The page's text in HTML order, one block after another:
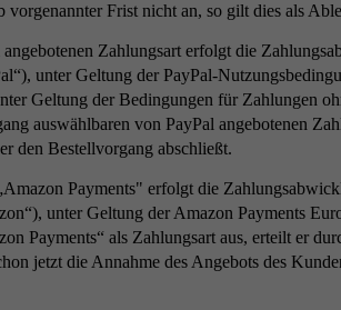
vorgenannter Frist nicht an, so gilt dies als
Zahlungsart erfolgt die
unter Geltung der PayPal-
Geltung der Bedingungen für Zahlungen
auswählbaren von PayPal angebotenen
den Bestellvorgang abschließt.
Payments" erfolgt die
unter Geltung der Amazon Payments
Payments“ als Zahlungsart aus, erteilt er
jetzt die Annahme des Angebots des